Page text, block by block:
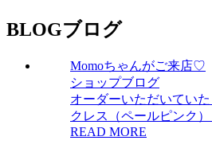
BLOGブログ
Momoちゃんがご来店♡
ショップブログ
オーダーいただいてい
クレス（ペールピンク
READ MORE